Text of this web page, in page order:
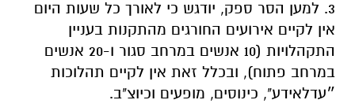
״עדלאידע", כינוסים, מופעים וכיוצ"ב.
משרדים למכירה>>>